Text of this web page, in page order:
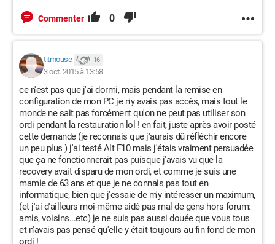
Commenter 0
titmouse 16
3 oct. 2015 à 13:58
ce n'est pas que j'ai dormi, mais pendant la remise en
configuration de mon PC je n'y avais pas accès, mais tout le
monde ne sait pas forcément qu'on ne peut pas utiliser son
ordi pendant la restauration lol ! en fait, juste après avoir posté
cette demande (je reconnais que j'aurais dû réfléchir encore
un peu plus ) j'ai testé Alt F10 mais j'étais vraiment persuadée
que ça ne fonctionnerait pas puisque j'avais vu que la
recovery avait disparu de mon ordi, et comme je suis une
mamie de 63 ans et que je ne connais pas tout en
informatique, bien que j'essaie de m'y intéresser un maximum,
(et j'ai d'ailleurs moi-même aidé pas mal de gens hors forum:
amis, voisins...etc) je ne suis pas aussi douée que vous tous
et n'avais pas pensé qu'elle y était toujours au fin fond de mon
ordi !